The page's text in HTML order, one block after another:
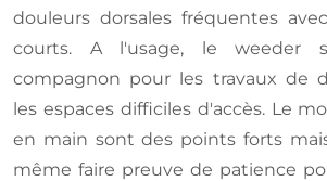
douleurs dorsales fréquentes
courts. A l'usage, le weeder
compagnon pour les travaux de
les espaces difficiles d'accès. Le
en main sont des points forts
même faire preuve de patience